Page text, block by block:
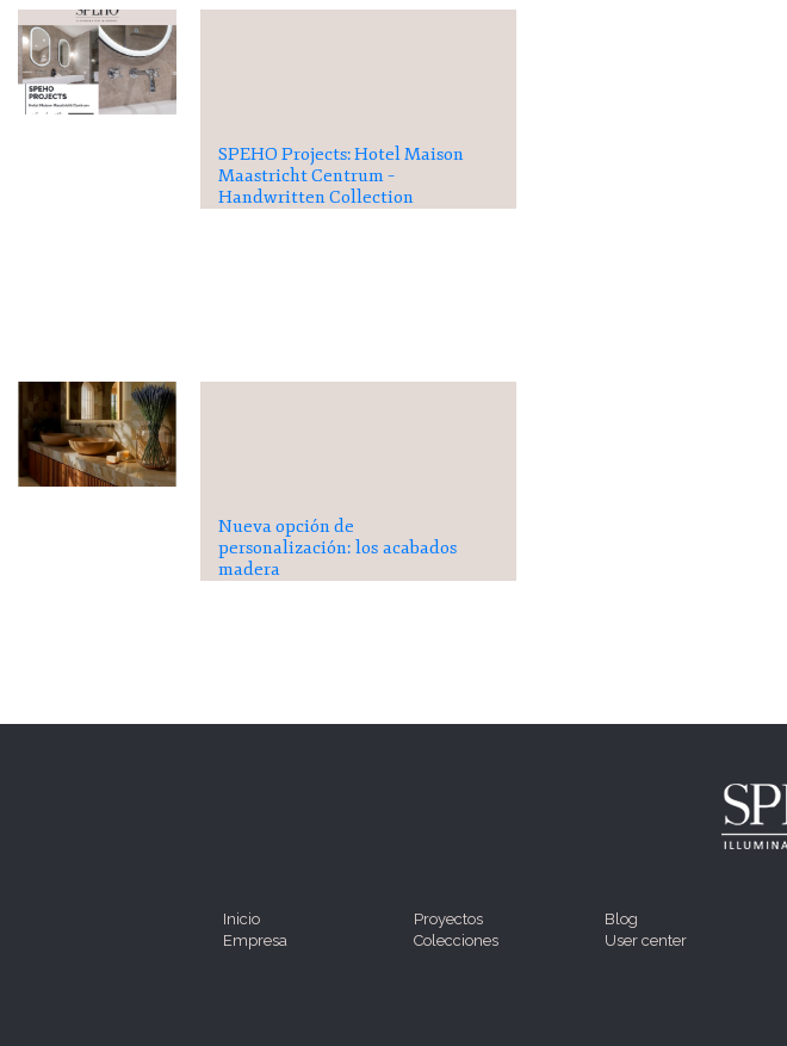
SPEHO Projects: Hotel Maison
Maastricht Centrum –
Handwritten Collection
Nueva opción de
personalización: los acabados
madera
Inicio
Empresa
Proyectos
Colecciones
Blog
User center